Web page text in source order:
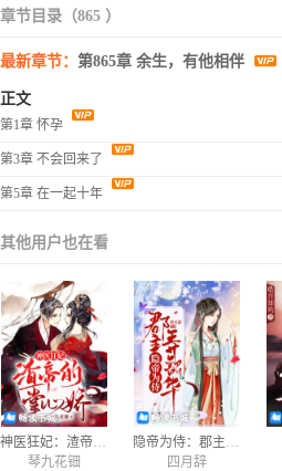
章节目录（865 ）
最新章节： 第865章 余生，有他相伴
正文
第1章 怀孕
第3章 不会回来了
第5章 在一起十年
其他用户也在看
神医狂妃：渣帝的掌心娇
琴九花钿
隐帝为侍：郡主弄韶华
四月辞